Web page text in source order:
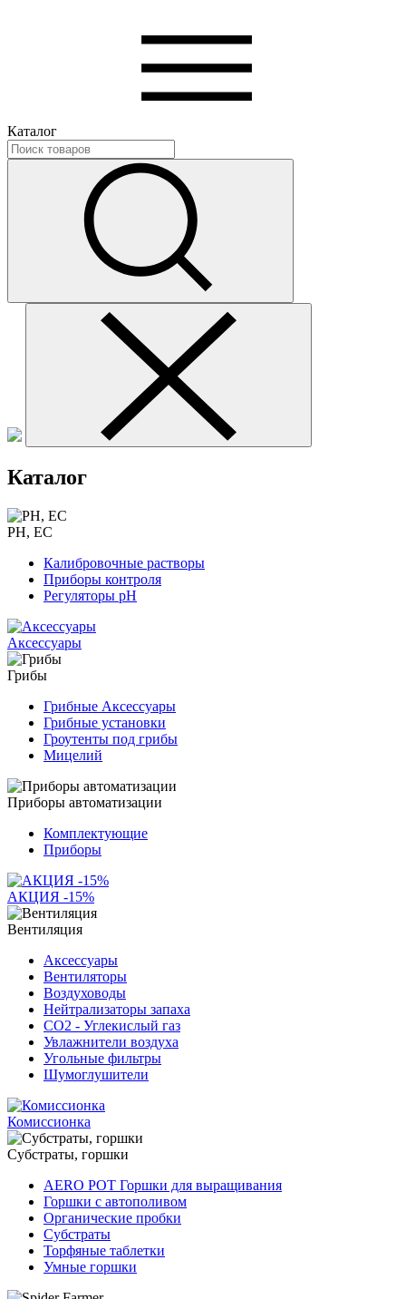
Каталог
Каталог
PH, EC
Калибровочные растворы
Приборы контроля
Регуляторы pH
Аксессуары
Грибы
Грибные Аксессуары
Грибные установки
Гроутенты под грибы
Мицелий
Приборы автоматизации
Комплектующие
Приборы
АКЦИЯ -15%
Вентиляция
Аксессуары
Вентиляторы
Воздуховоды
Нейтрализаторы запаха
СО2 - Углекислый газ
Увлажнители воздуха
Угольные фильтры
Шумоглушители
Комиссионка
Субстраты, горшки
AERO POT Горшки для выращивания
Горшки с автополивом
Органические пробки
Субстраты
Торфяные таблетки
Умные горшки